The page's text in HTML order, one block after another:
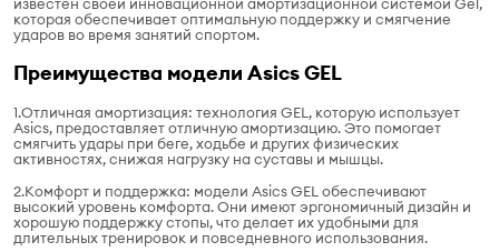
которая обеспечивает оптимальную поддержку и смягчение
ударов во время занятий спортом.
Преимущества модели Asics GEL
1.Отличная амортизация: технология GEL, которую использует
Asics, предоставляет отличную амортизацию. Это помогает
смягчить удары при беге, ходьбе и других физических
активностях, снижая нагрузку на суставы и мышцы.
2.Комфорт и поддержка: модели Asics GEL обеспечивают
высокий уровень комфорта. Они имеют эргономичный дизайн и
хорошую поддержку стопы, что делает их удобными для
длительных тренировок и повседневного использования.